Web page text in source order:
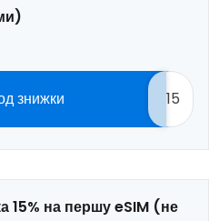
знижки 15
15% на першу eSIM (не